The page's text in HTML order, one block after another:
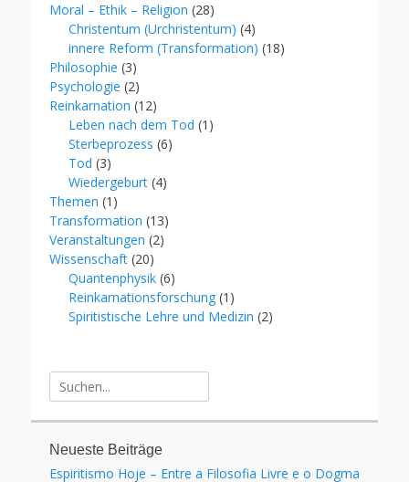
Moral – Ethik – Religion (28)
Christentum (Urchristentum) (4)
innere Reform (Transformation) (18)
Philosophie (3)
Psychologie (2)
Reinkarnation (12)
Leben nach dem Tod (1)
Sterbeprozess (6)
Tod (3)
Wiedergeburt (4)
Themen (1)
Transformation (13)
Veranstaltungen (2)
Wissenschaft (20)
Quantenphysik (6)
Reinkarnationsforschung (1)
Spiritistische Lehre und Medizin (2)
Suche
für:
Neueste Beiträge
Espiritismo Hoje – Entre a Filosofia Livre e o Dogma